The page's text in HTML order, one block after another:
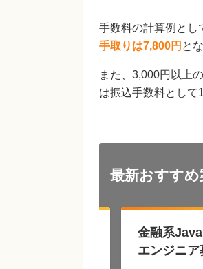
手数料の計算例とし
手取りは7,800円 と
また、3,000円以上
は振込手数料として
最新おすすめ
金融系
エンジニア